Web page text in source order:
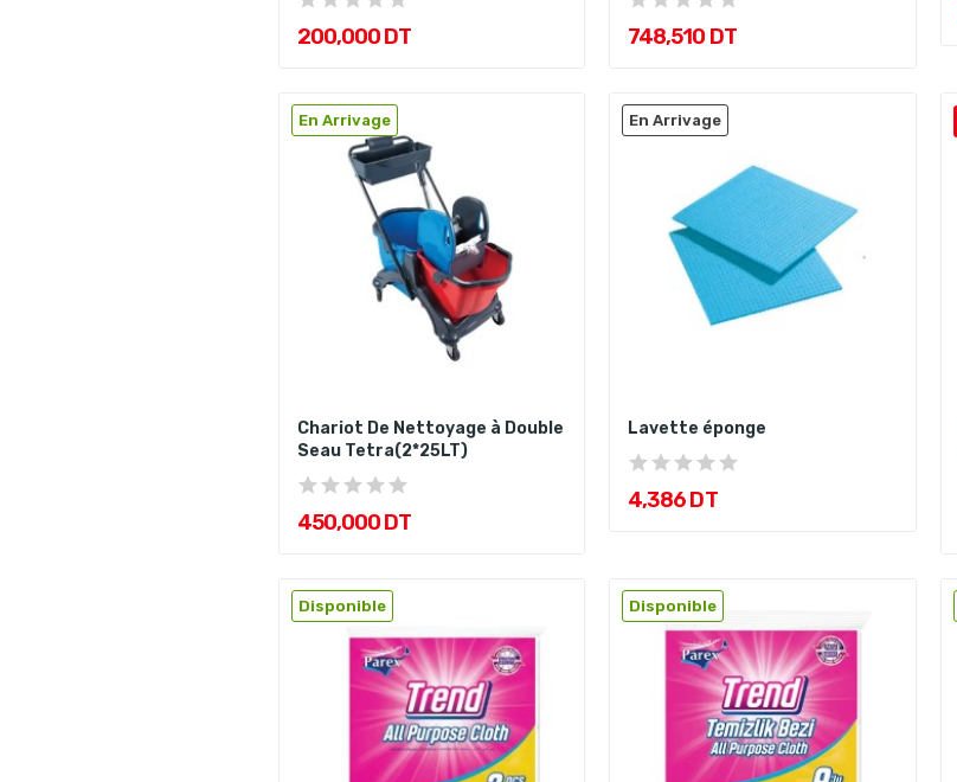
200,000 DT 748,510 DT
En Arrivage
Chariot De Nettoyage à Double
Seau Tetra(2*25LT)
450,000 DT
En Arrivage
Lavette éponge
4,386 DT
Disponible Disponible